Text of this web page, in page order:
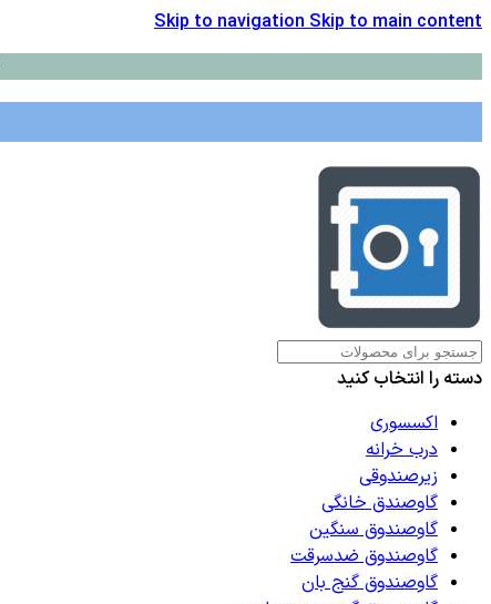
Skip to navigationSkip to main content
دسته را انتخاب کنید
اکسسوری
درب خرانه
زیرصندوقی
گاوصندق خانگی
گاوصندوق سنگین
گاوصندوق ضدسرقت
گاوصندوق گنج بان